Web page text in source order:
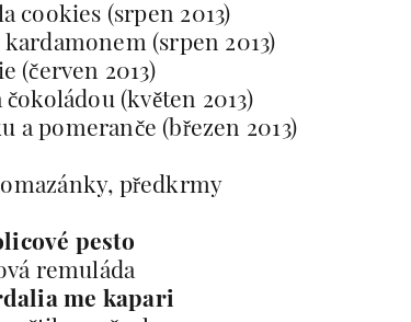
cookies (srpen 2013)
(srpen 2013)
(červen 2013)
(květen 2013)
a pomeranče (březen 2013)
předkrmy
pesto
remuláda
me kapari